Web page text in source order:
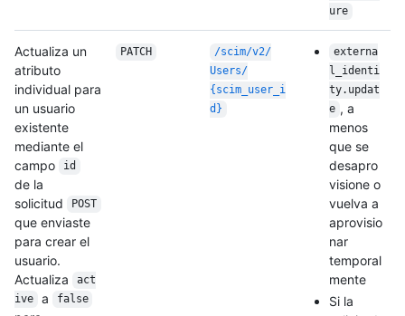
ure
Actualiza un
atributo
individual para
un usuario
existente
mediante el
campo
id
de la
solicitud
POST
que enviaste
para crear el
usuario.
Actualiza
act
ive
a false
PATCH /scim/v2/
Users/
{scim_user_i
d}
externa
l_identi
ty.updat
e , a
menos
que se
desapro
visione o
vuelva a
aprovisio
nar
temporal
mente
Si la